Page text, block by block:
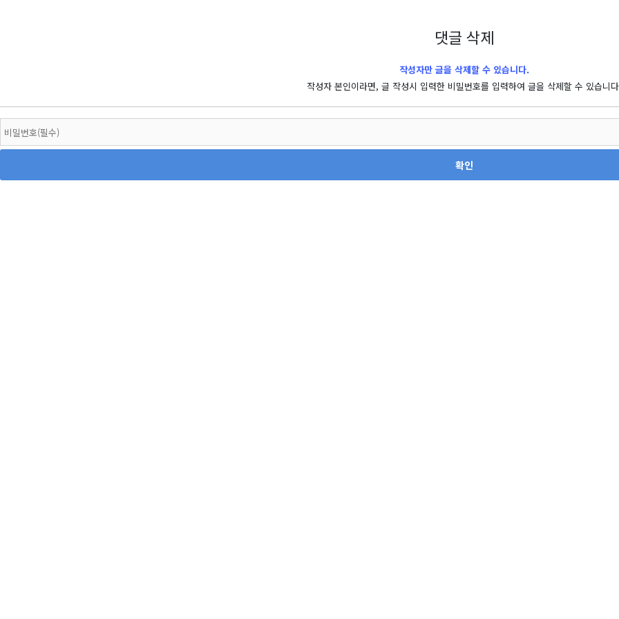
댓글 삭제
작성자만 글을 삭제할 수 있습니다.
작성자 본인이라면, 글 작성시 입력한 비밀번호를 입력하여 글을 삭제할 수 있습니